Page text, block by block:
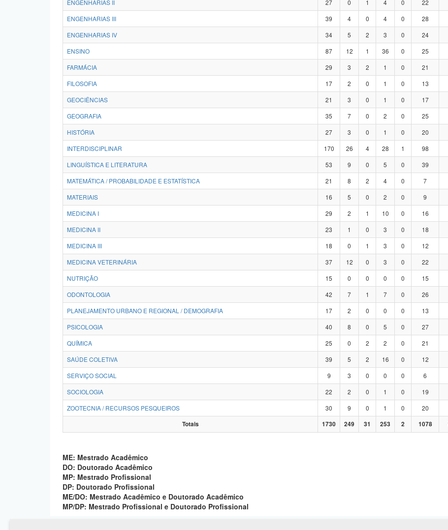
ENGENHARIAS II
27 0 1 4 0 22
ENGENHARIAS III
39 4 0 4 0 28
ENGENHARIAS IV
34 5 2 3 0 24
ENSINO
87 12 1 36 0 25
FARMÁCIA
29 3 2 1 0 21
FILOSOFIA
17 2 0 1 0 13
GEOCIÊNCIAS
21 3 0 1 0 17
GEOGRAFIA
35 7 0 2 0 25
HISTÓRIA
27 3 0 1 0 20
INTERDISCIPLINAR
170 26 4 28 1 98
LINGUÍSTICA E LITERATURA
53 9 0 5 0 39
MATEMÁTICA / PROBABILIDADE E ESTATÍSTICA
21 8 2 4 0 7
MATERIAIS
16 5 0 2 0 9
MEDICINA I
29 2 1 10 0 16
MEDICINA II
23 1 0 3 0 18
MEDICINA III
18 0 1 3 0 12
MEDICINA VETERINÁRIA
37 12 0 3 0 22
NUTRIÇÃO
15 0 0 0 0 15
ODONTOLOGIA
42 7 1 7 0 26
PLANEJAMENTO URBANO E REGIONAL / DEMOGRAFIA
17 2 0 0 0 13
PSICOLOGIA
40 8 0 5 0 27
QUÍMICA
25 0 2 2 0 21
SAÚDE COLETIVA
39 5 2 16 0 12
SERVIÇO SOCIAL
9 3 0 0 0 6
SOCIOLOGIA
22 2 0 1 0 19
ZOOTECNIA / RECURSOS PESQUEIROS
30 9 0 1 0 20
Totais
1730 249 31 253 2 1078
ME: Mestrado Acadêmico
DO: Doutorado Acadêmico
MP: Mestrado Profissional
DP: Doutorado Profissional
ME/DO: Mestrado Acadêmico e Doutorado Acadêmico
MP/DP: Mestrado Profissional e Doutorado Profissional